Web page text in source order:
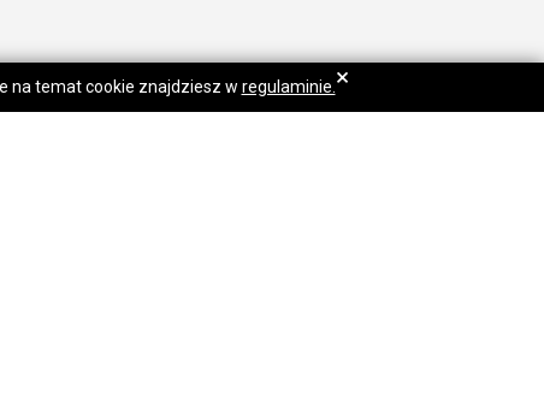
na temat cookie znajdziesz w regulaminie. ×